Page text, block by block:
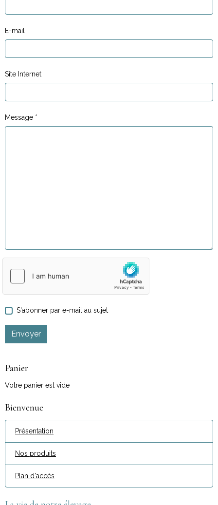
E-mail
Site Internet
Message
S'abonner par e-mail au sujet
Envoyer
Panier
Votre panier est vide
Bienvenue
Présentation
Nos produits
Plan d'accès